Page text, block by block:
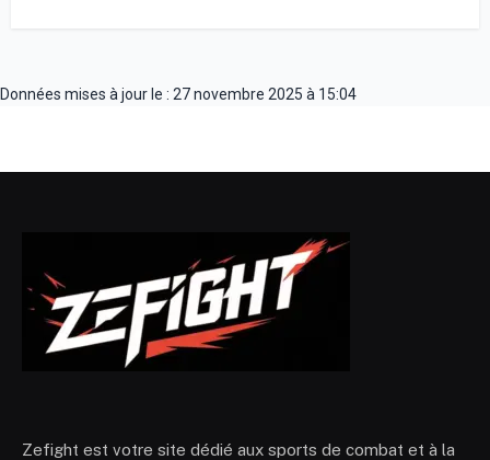
Données mises à jour le : 27 novembre 2025 à 15:04
Zefight est votre site dédié aux sports de combat et à la